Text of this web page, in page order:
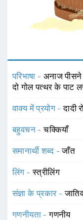
परिभाषा - अनाज
दो गोल पत्थर के पाट
वाक्य में प्रयोग -दादी
बहुवचन -चक्कियाँ
समानार्थी शब्द -जाँत
लिंग -स्त्रीलिंग
संज्ञा के प्रकार -
गणनीयता -गणनीय